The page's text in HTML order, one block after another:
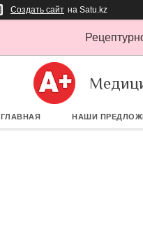
Создать сайт на Satu.kz
ГЛАВНАЯ НАШИ